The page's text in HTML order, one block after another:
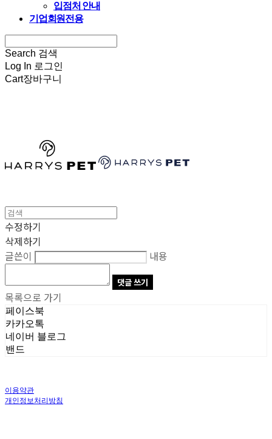
입점처 안내
기업회원전용
Search 검색
Log In 로그인
Cart장바구니
수정하기
삭제하기
글쓴이
내용
댓글 쓰기
목록으로 가기
페이스북
카카오톡
네이버 블로그
밴드
이용약관
개인정보처리방침